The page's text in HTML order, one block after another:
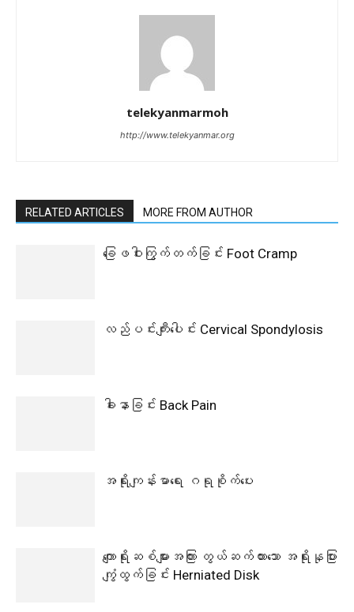
telekyanmarmoh
http://www.telekyanmar.org
RELATED ARTICLES MORE FROM AUTHOR
ခြေဖဝါးကြွက်တက်ခြင်း Foot Cramp
လည်ပင်းကျီးပေါင်း Cervical Spondylosis
ခါးနာခြင်း Back Pain
အရိုးကျန်းမာရေး ဂရုစိုက်ပေး
ကျောရိုးဆစ်များအကြား တွယ်ဆက်ထားသော အရိုးနုပြား
ကျွံထွက်ခြင်း Herniated Disk